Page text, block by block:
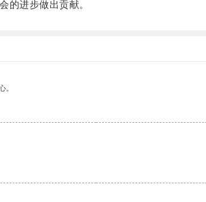
进步做出贡献。
。